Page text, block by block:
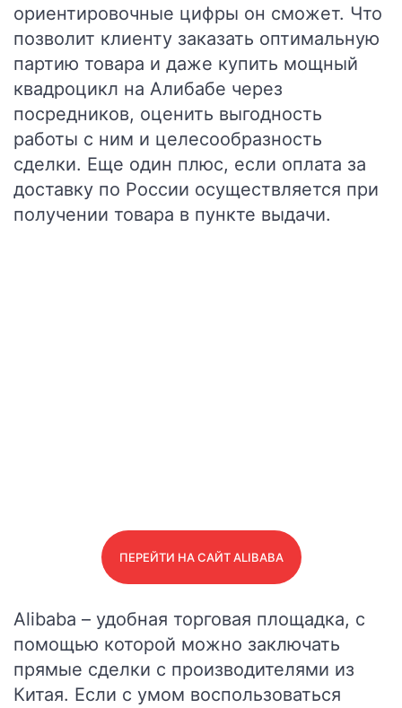
ориентировочные цифры он сможет. Что
позволит клиенту заказать оптимальную
партию товара и даже купить мощный
квадроцикл на Алибабе через
посредников, оценить выгодность
работы с ним и целесообразность
сделки. Еще один плюс, если оплата за
доставку по России осуществляется при
получении товара в пункте выдачи.
ПЕРЕЙТИ НА САЙТ ALIBABA
Alibaba – удобная торговая площадка, с
помощью которой можно заключать
прямые сделки с производителями из
Китая. Если с умом воспользоваться